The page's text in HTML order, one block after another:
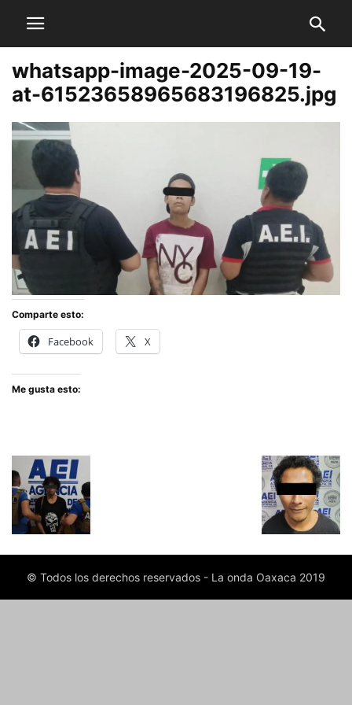
whatsapp-image-2025-09-19-
at-61523658965683196825.jpg
Comparte esto:
Facebook X
Me gusta esto:
© Todos los derechos reservados - La onda Oaxaca 2019